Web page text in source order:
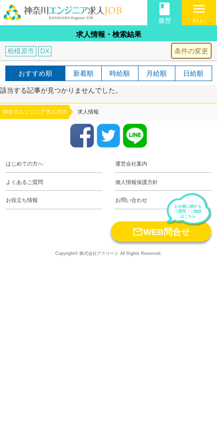
book
履歴
menu
ﾒﾆｭｰ
求人情報・検索結果
条件の変更
相模原市 DX
おすすめ順 新着順 時給順 月給順 日給順
該当する記事が見つかりませんでした。
神奈川エンジニア求人JOB 求人情報
はじめての方へ 運営会社案内
よくあるご質問 個人情報保護方針
お役立ち情報 お問い合わせ
お仕事に関する
ご質問・ご相談
はこちら
WEB問合せ
Copyright© 株式会社アスリート All Rights Reserved.